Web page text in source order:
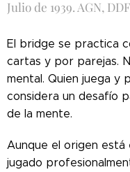
Julio de 1939. AGN,
El bridge se practica
cartas y por parejas.
mental. Quien juega y
considera un desafío
de la mente.
Aunque el origen está
jugado